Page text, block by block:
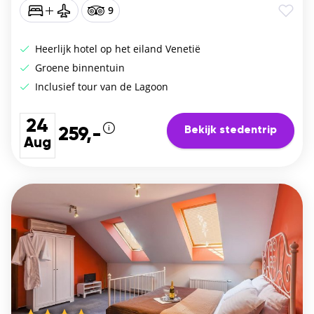
9
Heerlijk hotel op het eiland Venetië
Groene binnentuin
Inclusief tour van de Lagoon
24
Aug 259,- Bekijk stedentrip